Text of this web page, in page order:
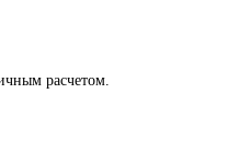
расчетом.